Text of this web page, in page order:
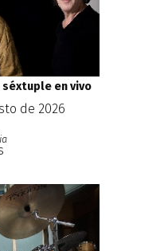
séxtuple en vivo
de 2026